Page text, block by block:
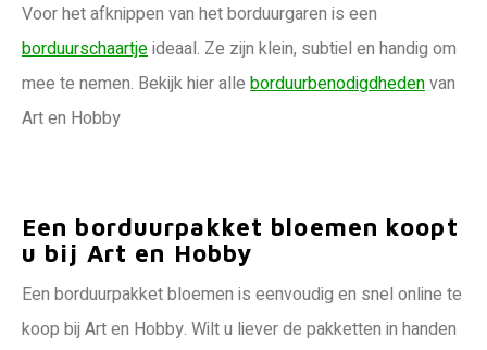
Voor het afknippen van het borduurgaren is een
borduurschaartjeideaal. Ze zijn klein, subtiel en handig om
mee te nemen. Bekijk hier alle borduurbenodigdhedenvan
Art en Hobby
Een borduurpakket bloemen koopt
u bij Art en Hobby
Een borduurpakket bloemen is eenvoudig en snel online te
koop bij Art en Hobby. Wilt u liever de pakketten in handen